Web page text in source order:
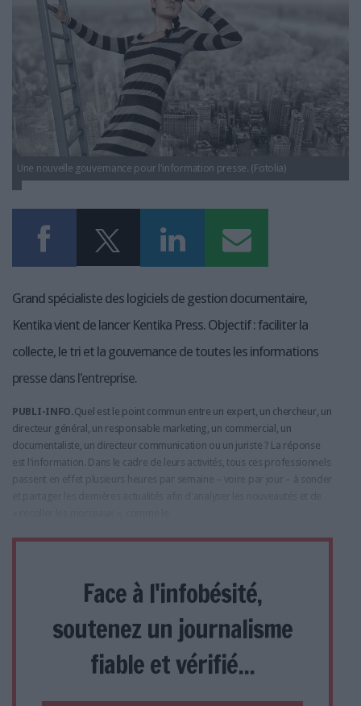
LES GUIDES PRATIQUES
LES BASES DE DONNÉES
L'ESPACE EMPLOI
L'AGENDA
L'ANNUAIRE DES ACTEURS
LES LIVRES BLANCS
LES SUPPLÉMENTS
NOS OFFRES D'ABONNEMENTS
Une nouvelle gouvernance pour l'information presse. (Fotolia)
Grand spécialiste des logiciels de gestion documentaire,
Kentika vient de lancer Kentika Press. Objectif : faciliter la
collecte, le tri et la gouvernance de toutes les informations
presse dans l'entreprise.
PUBLI-INFO. Quel est le point commun entre un expert, un chercheur, un
directeur général, un responsable marketing, un commercial, un
documentaliste, un directeur communication ou un juriste ? La réponse
est l'information. Dans le cadre de leurs activités, tous ces professionnels
passent en effet plusieurs heures par semaine – voire par jour – à sonder
Face à l'infobésité,
soutenez un journalisme
fiable et vérifié...